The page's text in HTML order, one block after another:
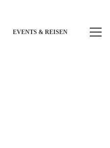
EVENTS & REISEN